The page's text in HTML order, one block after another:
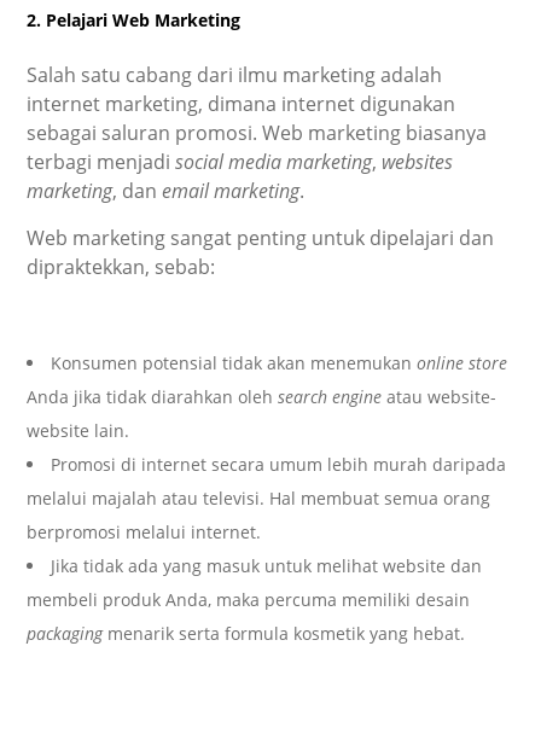
2. Pelajari Web Marketing
Salah satu cabang dari ilmu marketing adalah
internet marketing, dimana internet digunakan
sebagai saluran promosi. Web marketing biasanya
terbagi menjadisocial media marketing, websites
marketing, danemail marketing.
Web marketing sangat penting untuk dipelajari dan
dipraktekkan, sebab:
Konsumen potensial tidak akan menemukanonline store
Anda jika tidak diarahkan olehsearch engine atau website-
website lain.
Promosi di internet secara umum lebih murah daripada
melalui majalah atau televisi. Hal membuat semua orang
berpromosi melalui internet.
Jika tidak ada yang masuk untuk melihat website dan
membeli produk Anda, maka percuma memiliki desain
packagingmenarik serta formula kosmetik yang hebat.